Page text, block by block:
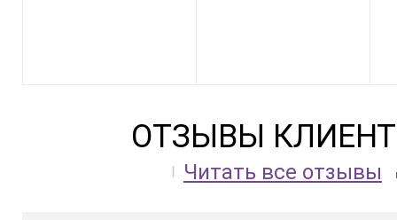
ОТЗЫВЫ
Читать все отзывы